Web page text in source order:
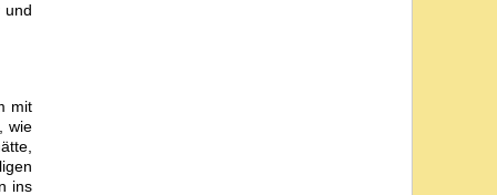
und
mit
wie
ins